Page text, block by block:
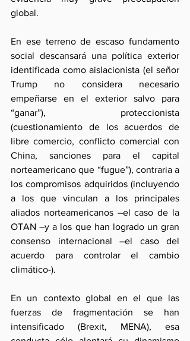
global.
En ese terreno de escaso fundamento
social descansará una política exterior
identificada como aislacionista (el señor
Trump no considera necesario
empeñarse en el exterior salvo para
“ganar”), proteccionista
(cuestionamiento de los acuerdos de
libre comercio, conflicto comercial con
China, sanciones para el capital
norteamericano que “fugue”), contraria a
los compromisos adquiridos (incluyendo
a los que vinculan a los principales
aliados norteamericanos –el caso de la
OTAN –y a los que han logrado un gran
consenso internacional –el caso del
acuerdo para controlar el cambio
climático-).
En un contexto global en el que las
fuerzas de fragmentación se han
intensificado (Brexit, MENA), esa